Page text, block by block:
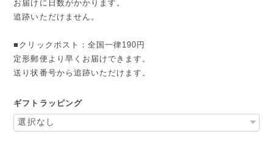
お届けに日数がかかります。
追跡いただけません。
■クリックポスト：全国一律190円
定形郵便より早くお届けできます。
送り状番号から追跡いただけます。
ギフトラッピング